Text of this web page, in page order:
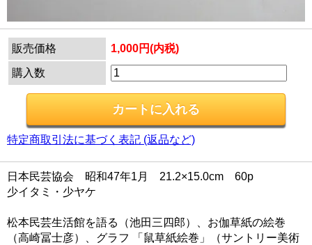
販売価格 1,000円(内税)
購入数
特定商取引法に基づく表記 (返品など)
日本民芸協会 昭和47年1月 21.2×15.0cm 60p
少イタミ・少ヤケ
松本民芸生活館を語る（池田三四郎）、お伽草紙の絵巻
（高崎冨士彦）、グラフ 「鼠草紙絵巻」（サントリー美術